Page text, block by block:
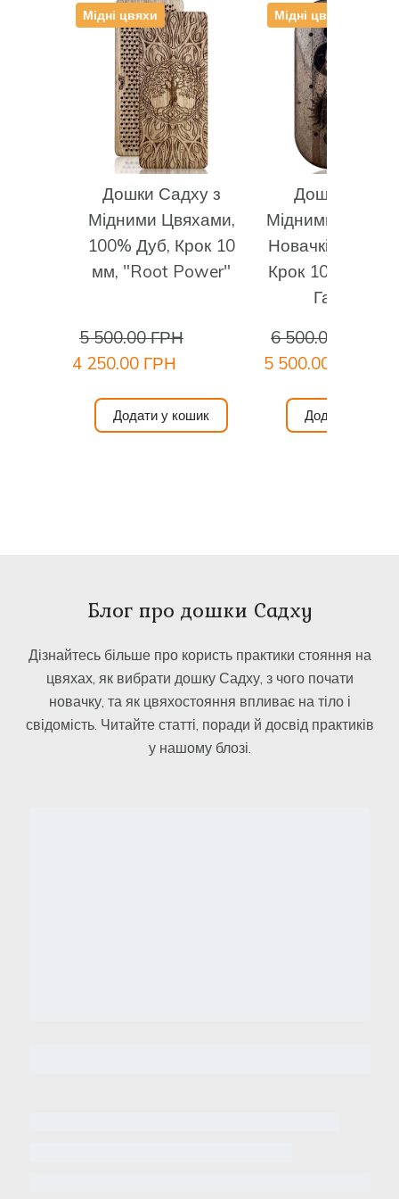
довкола, концентруйтеся на очікуваному
позитивному ефекті від практики цвяхостояння.
Тривалість практики:Для першого разу спробуйте
протриматися хоча б 1 хвилину. З кожним наступним
разом намагайтеся збільшити час практики хоча б на
30 секунд. Якщо вам дуже важко босоніж, одягніть
тонкі бавовняні шкарпетки. Коли зможете вистояти 5
хвилин, біль вщухне і ви зможете стояти скільки вам
забажається.
Закінчення практики:З видихом зійдіть з дошок
Садху використовуючи підтримку або без неї.
Відчуйте свої стопи на поверхні підлоги. Відчуйте
своє тіло. Подякуйте йому та Всесвіту за цю практику,
Спостерігайте зміни. Насолоджуйтесь.
Мідні цвяхи
Дошки Садху з
Мідними Цвяхами,
100% Дуб, Крок 10
мм, "Root Power"
5 500.00 ГРН
4 250.00 ГРН
Додати у кошик
Мідні цвяхи
Дошка
Мідними
Новачків, 100%
Крок 10мм,
Гармонія"
6 500.00 ГРН
5 500.00 ГРН
Додати у
Блог про дошки Садху
Дізнайтесь більше про користь практики стояння на
цвяхах, як вибрати дошку Садху, з чого почати
новачку, та як цвяхостояння впливає на тіло і
свідомість. Читайте статті, поради й досвід практиків
у нашому блозі.